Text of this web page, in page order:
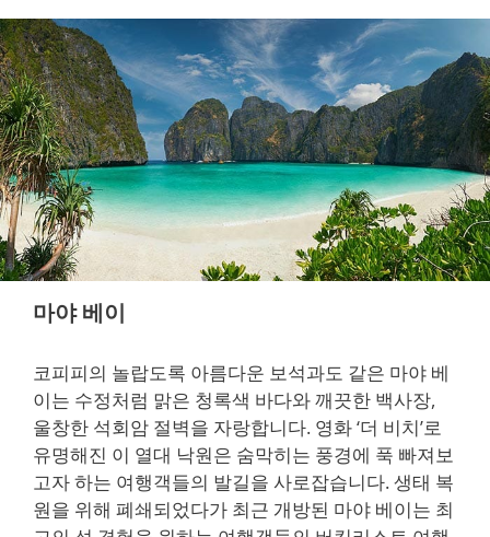
마야 베이
코피피의 놀랍도록 아름다운 보석과도 같은 마야 베
이는 수정처럼 맑은 청록색 바다와 깨끗한 백사장,
울창한 석회암 절벽을 자랑합니다. 영화 ‘더 비치’로
유명해진 이 열대 낙원은 숨막히는 풍경에 푹 빠져보
고자 하는 여행객들의 발길을 사로잡습니다. 생태 복
원을 위해 폐쇄되었다가 최근 개방된 마야 베이는 최